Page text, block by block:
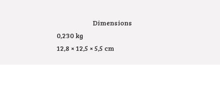
Dimensions
0,230 kg
12,8 × 12,5 × 5,5 cm